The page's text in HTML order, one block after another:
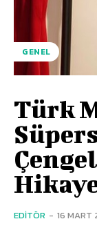
GENEL
Türk
EDITÖR - 16 MART